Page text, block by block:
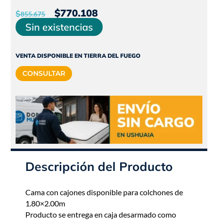
$855.675
El
precio
original
era:
$855.675.
$770.108El
precio
actual
es:
Sin existencias
VENTA DISPONIBLE EN TIERRA DEL FUEGO
CONSULTAR
Descripción del Producto
Cama con cajones disponible para colchones de
1.80×2.00m
Producto se entrega en caja desarmado como